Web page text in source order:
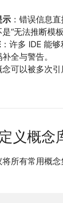
示 ：错误信息
“无法推断模板
：许多 IDE 能
全与警告。
念可以被多次
义概念
所有常用概念